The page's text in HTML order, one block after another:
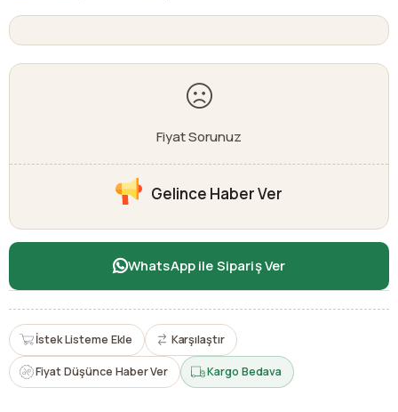
Fiyat Sorunuz
Gelince Haber Ver
WhatsApp ile Sipariş Ver
İstek Listeme Ekle Karşılaştır
Fiyat Düşünce Haber Ver Kargo Bedava